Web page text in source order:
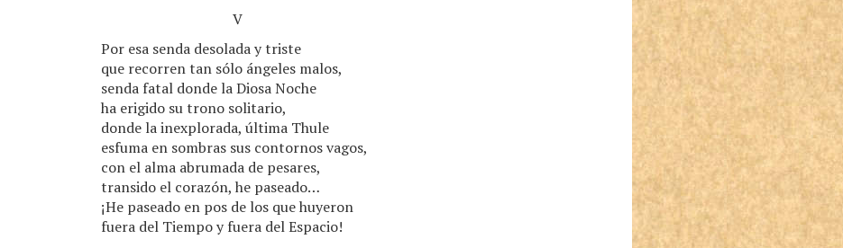
V
Por esa senda desolada y triste
que recorren tan sólo ángeles malos,
senda fatal donde la Diosa Noche
ha erigido su trono solitario,
donde la inexplorada, última Thule
esfuma en sombras sus contornos vagos,
con el alma abrumada de pesares,
transido el corazón, he paseado…
¡He paseado en pos de los que huyeron
fuera del Tiempo y fuera del Espacio!